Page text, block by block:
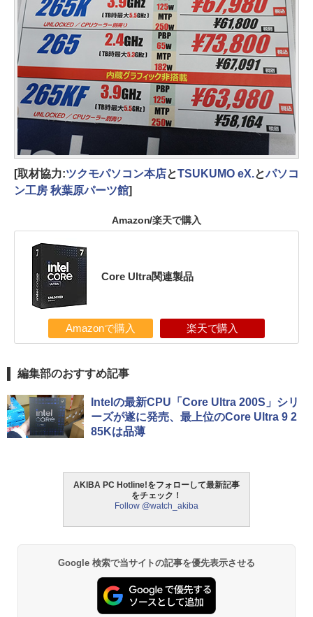
[取材協力:ツクモパソコン本店とTSUKUMO eX.とパソコ
ン工房 秋葉原パーツ館]
Amazon/楽天で購入
Core Ultra関連製品
Amazonで購入 楽天で購入
編集部のおすすめ記事
Intelの最新CPU「Core Ultra 200S」シリ
ーズが遂に発売、最上位のCore Ultra 9 2
85Kは品薄
AKIBA PC Hotline!をフォローして最新記事
をチェック！
Follow @watch_akiba
Google 検索で当サイトの記事を優先表示させる